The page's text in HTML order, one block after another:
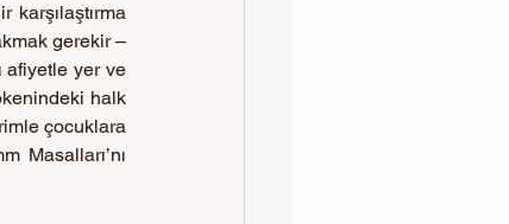
karşılaştırma
gerekir –
afiyetle yer ve
halk
çocuklara
Masalları’nı